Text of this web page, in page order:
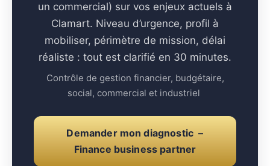
un commercial) sur vos enjeux actuels à
Clamart. Niveau d’urgence, profil à
mobiliser, périmètre de mission, délai
réaliste : tout est clarifié en 30 minutes.
Contrôle de gestion financier, budgétaire,
social, commercial et industriel
Demander mon diagnostic –
Finance business partner